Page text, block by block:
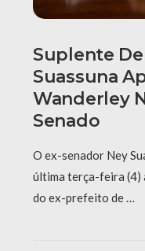
Suplente
Suassuna
Wanderley
Senado
O ex-senador Ney
última terça-feira (4)
do ex-prefeito de …